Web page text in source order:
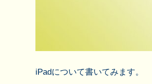
iPadについて書いてみます。